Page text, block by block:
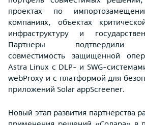
проектах по
компаниях, объектах
инфраструктуру и
Партнеры подтвердили
совместимость защищенной
Astra Linux с DLP- и SWG-
webProxy и с платформой для
приложений Solar appScreener.
Новый этап развития партнерства